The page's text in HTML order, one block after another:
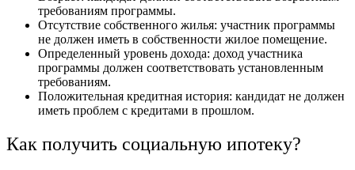
требованиям программы.
Отсутствие собственного жилья: участник программы
не должен иметь в собственности жилое помещение.
Определенный уровень дохода: доход участника
программы должен соответствовать установленным
требованиям.
Положительная кредитная история: кандидат не должен
иметь проблем с кредитами в прошлом.
Как получить социальную ипотеку?